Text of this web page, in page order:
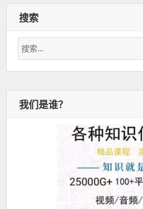
搜索
搜
索：
我们是谁？